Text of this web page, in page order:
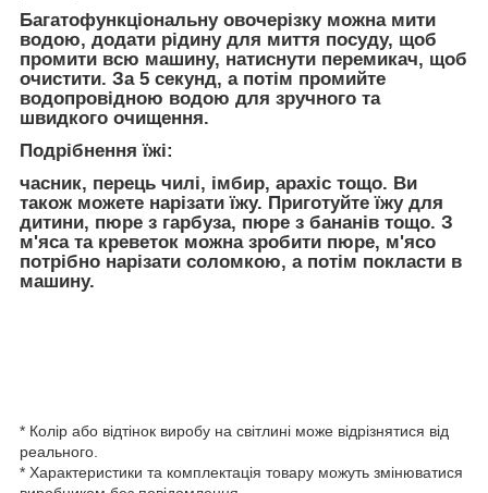
Багатофункціональну овочерізку можна мити
водою, додати рідину для миття посуду, щоб
промити всю машину, натиснути перемикач, щоб
очистити. За 5 секунд, а потім промийте
водопровідною водою для зручного та
швидкого очищення.
Подрібнення їжі:
часник, перець чилі, імбир, арахіс тощо. Ви
також можете нарізати їжу. Приготуйте їжу для
дитини, пюре з гарбуза, пюре з бананів тощо. З
м'яса та креветок можна зробити пюре, м'ясо
потрібно нарізати соломкою, а потім покласти в
машину.
* Колір або відтінок виробу на світлині може відрізнятися від
реального.
* Характеристики та комплектація товару можуть змінюватися